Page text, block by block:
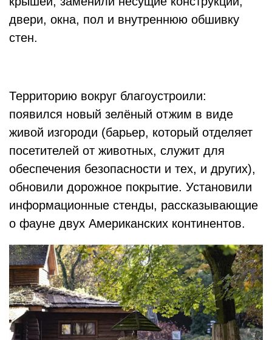
двери, окна, пол и внутреннюю обшивку
стен.
Территорию вокруг благоустроили:
появился новый зелёный отжим в виде
живой изгороди (барьер, который отделяет
посетителей от животных, служит для
обеспечения безопасности и тех, и других),
обновили дорожное покрытие. Установили
информационные стенды, рассказывающие
о фауне двух Американских континентов.